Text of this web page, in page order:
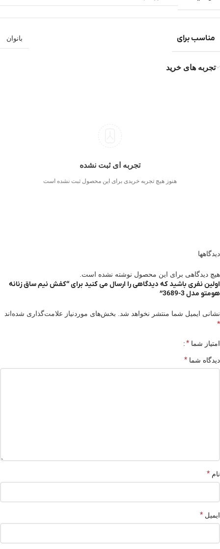
مناسب برای بانوان
تجربه های خرید
تجربه ای ثبت نشده
هنوز هیچ تجربه خریدی برای این محصول ثبت نشده است
دیدگاهها
هیچ دیدگاهی برای این محصول نوشته نشده است.
اولین نفری باشید که دیدگاهی را ارسال می کنید برای “کفش نیم ساق زنانه
هومتو مدل 3-3689”
نشانی ایمیل شما منتشر نخواهد شد. بخش‌های موردنیاز علامت‌گذاری شده‌اند
*
امتیاز شما *
دیدگاه شما *
نام *
ایمیل *